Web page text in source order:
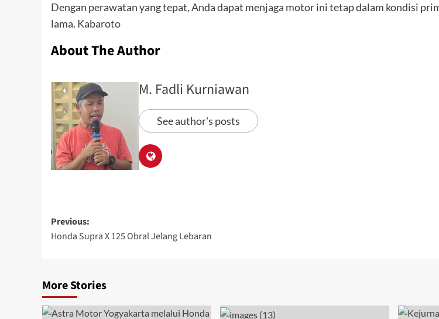
Dengan perawatan yang tepat, Anda dapat menjaga motor ini tetap dalam kondisi
lama. Kabaroto
About The Author
M. Fadli Kurniawan
See author's posts
Previous:
Honda Supra X 125 Obral Jelang Lebaran
More Stories